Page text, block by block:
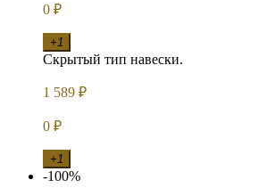
0 ₽
+1
Скрытый тип навески.
1 589 ₽
0 ₽
+1
-100%